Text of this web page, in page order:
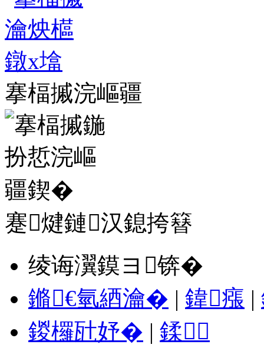
搴楅摵浣嶇疆
蹇煡鏈汉鎴挎簮
绫诲瀷鏌ヨ锛�
鏅€氫綇瀹� | 鍏瘬 |
鍐欏瓧妤� | 鍒